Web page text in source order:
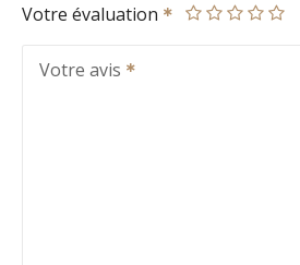
Votre évaluation
Votre avis